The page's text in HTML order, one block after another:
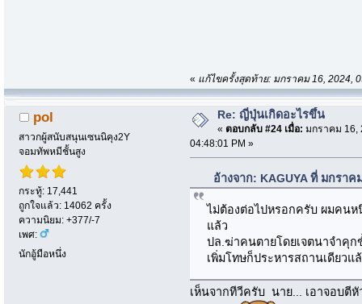
« แก้ไขครั้งสุดท้าย: มกราคม 16, 2024,
pol
สาวกผู้สนับสนุนเซนนิคุง2Y
จอมทัพหมีชั้นสูง
กระทู้: 17,441
ถูกใจแล้ว: 14062 ครั้ง
ความนิยม: +377/-7
เพศ:
นักอู้มือหนึ่ง
Re: ญี่ปุ่นเกิดอะไรขึ้น
« ตอบกลับ #24 เมื่อ: มกราคม 16,
04:48:01 PM »
อ้างจาก: KAGUYA ที่ มกราค
ไม่ต้องต่อไปหรอกครับ ผมคนห
แล้ว
ปล.ฆ่าคนตายโดยเจตนาจำคุก
เพิ่มโทษก็ประหารสถานเดียวแ
เห็นจากทีวีครับ นาย... เอาจอบตี